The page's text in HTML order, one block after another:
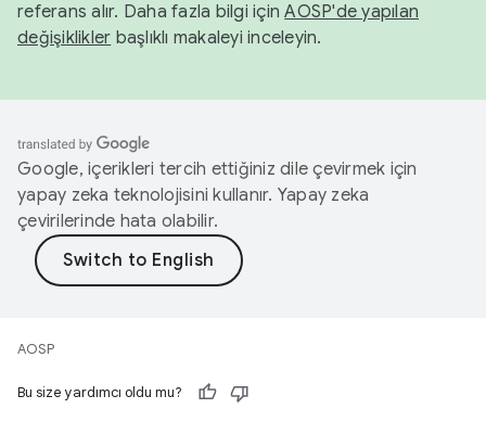
referans alır. Daha fazla bilgi içinAOSP'de yapılan
değişiklikler başlıklı makaleyi inceleyin.
Google, içerikleri tercih ettiğiniz dile çevirmek için
yapay zeka teknolojisini kullanır. Yapay zeka
çevirilerinde hata olabilir.
AOSP
Bu size yardımcı oldu mu?